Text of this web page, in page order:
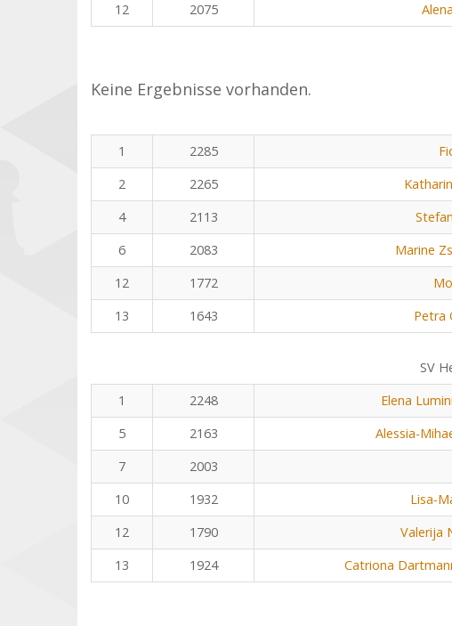
12
2075
Keine Ergebnisse vorhanden.
1
2285
2
2265
4
2113
6
2083 Marine
12
1772
13
1643 Petra
SV
1
2248 Elena
5
2163 Alessia-
7
2003
10
1932 Lisa-
12
1790 Valerija
13
1924 Catriona